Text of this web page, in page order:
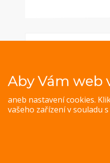
Aby Vám web
aneb nastavení cookies.
vašeho zařízení v souladu